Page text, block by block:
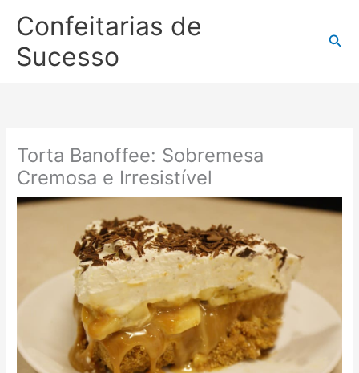
para
conteúdo
Confeitarias de
Sucesso
Torta Banoffee: Sobremesa
Cremosa e Irresistível